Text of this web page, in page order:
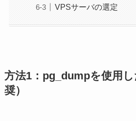
VPSサーバの選定
方法1：pg_dumpを使用
奨）